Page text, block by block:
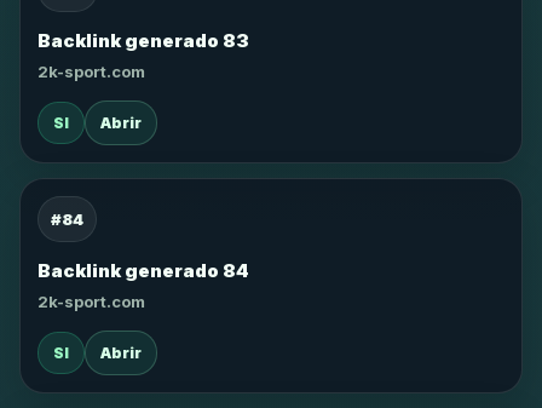
Backlink generado 83
2k-sport.com
SI Abrir
#84
Backlink generado 84
2k-sport.com
SI Abrir